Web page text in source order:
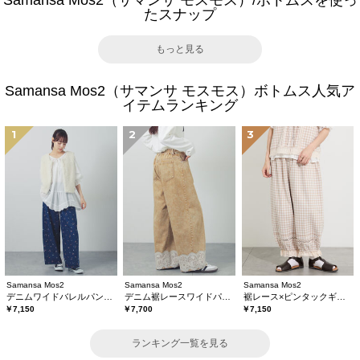
たスナップ
もっと見る
Samansa Mos2（サマンサ モスモス）ボトムス人気ア
イテムランキング
1
Samansa Mos2
￥7,150
2
Samansa Mos2
￥7,700
3
Samansa Mos2
裾レース×ピンタックギャザーパンツ《限定カラーあり》
￥7,150
ランキング一覧を見る